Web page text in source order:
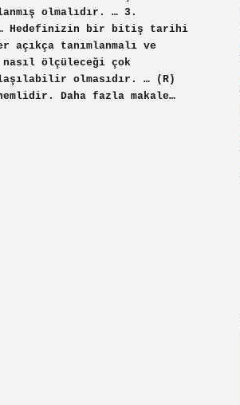
olmalıdır. … 3.
… Hedefinizin bir bitiş tarihi
tanımlanmalı ve
ölçüleceği çok
olmasıdır. … (R)
Daha fazla makale…